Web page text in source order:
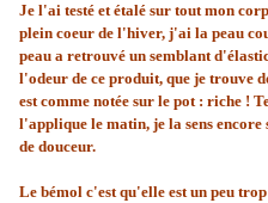
Je l'ai testé et étalé sur tout mon
plein coeur de l'hiver, j'ai la peau
peau a retrouvé un semblant
l'odeur de ce produit, que je trouve
est comme notée sur le pot : riche !
l'applique le matin, je la sens
de douceur.
Le bémol c'est qu'elle est un peu